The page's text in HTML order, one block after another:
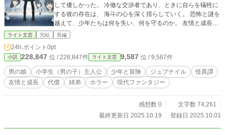
して優しかった。 冷徹な交渉者であり、ときに自らを犠牲に
する彼の存在は、 海斗の心を深く揺らしていく。 恐怖と謎を
越えて、少年たちは何を失い、何を守るのか。 友情と成長を
描く、ジュブナイル・ダークファンタジー。
ライト文芸 完結 長編
24h.ポイント 0pt
小説 228,847 位 / 228,847件 ライト文芸 9,587 位 / 9,587件
男の娘 小学生（男の子）主人公 少年と冒険 ジュブナイル
怪異譚
友情と成長
代償 姉弟 ホラー 現代ファンタジー
感想数 0
文字数 74,261
最終更新日 2025.10.19
登録日 2025.10.01